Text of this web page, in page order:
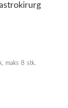
maks 8 stk.